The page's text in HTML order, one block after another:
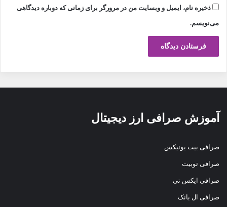
ذخیره نام، ایمیل و وبسایت من در مرورگر برای زمانی که دوباره دیدگاهی
می‌نویسم.
آموزش صرافی ارز دیجیتال
صرافی بیت یونیکس
صرافی توبیت
صرافی ایکس تی
صرافی ال بانک